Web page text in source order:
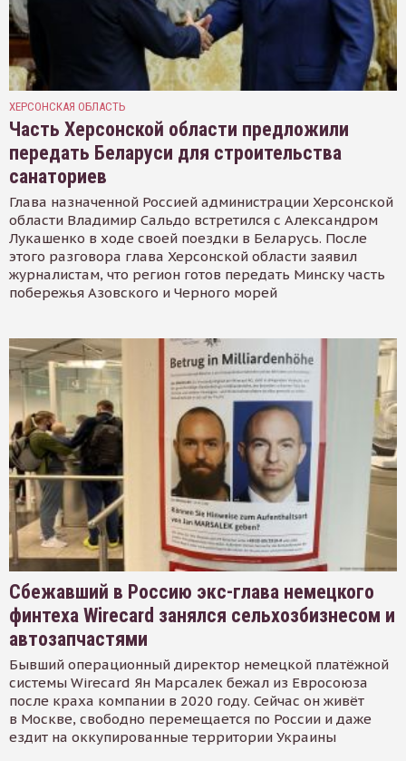
ХЕРСОНСКАЯ ОБЛАСТЬ
Часть Херсонской области предложили
передать Беларуси для строительства
санаториев
Глава назначенной Россией администрации Херсонской
области Владимир Сальдо встретился с Александром
Лукашенко в ходе своей поездки в Беларусь. После
этого разговора глава Херсонской области заявил
журналистам, что регион готов передать Минску часть
побережья Азовского и Черного морей
Сбежавший в Россию экс-глава немецкого
финтеха Wirecard занялся сельхозбизнесом и
автозапчастями
Бывший операционный директор немецкой платёжной
системы Wirecard Ян Марсалек бежал из Евросоюза
после краха компании в 2020 году. Сейчас он живёт
в Москве, свободно перемещается по России и даже
ездит на оккупированные территории Украины